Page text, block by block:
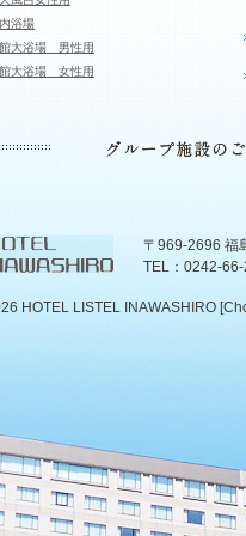
浴場
大浴場 男性用
大浴場 女性用
〒969-2696 福
TEL：0242-
HOTEL LISTEL INAWASHIRO